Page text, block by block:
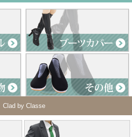
Clad by Classe